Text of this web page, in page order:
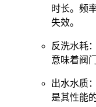
时长。频
失效。
反洗水耗
意味着阀
出水水质
是其性能